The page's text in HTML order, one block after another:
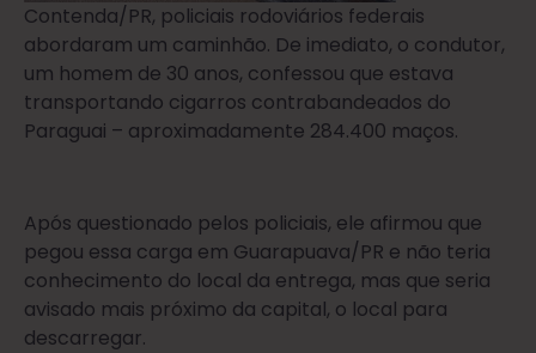
Contenda/PR, policiais rodoviários federais
abordaram um caminhão. De imediato, o condutor,
um homem de 30 anos, confessou que estava
transportando cigarros contrabandeados do
Paraguai – aproximadamente 284.400 maços.
Após questionado pelos policiais, ele afirmou que
pegou essa carga em Guarapuava/PR e não teria
conhecimento do local da entrega, mas que seria
avisado mais próximo da capital, o local para
descarregar.